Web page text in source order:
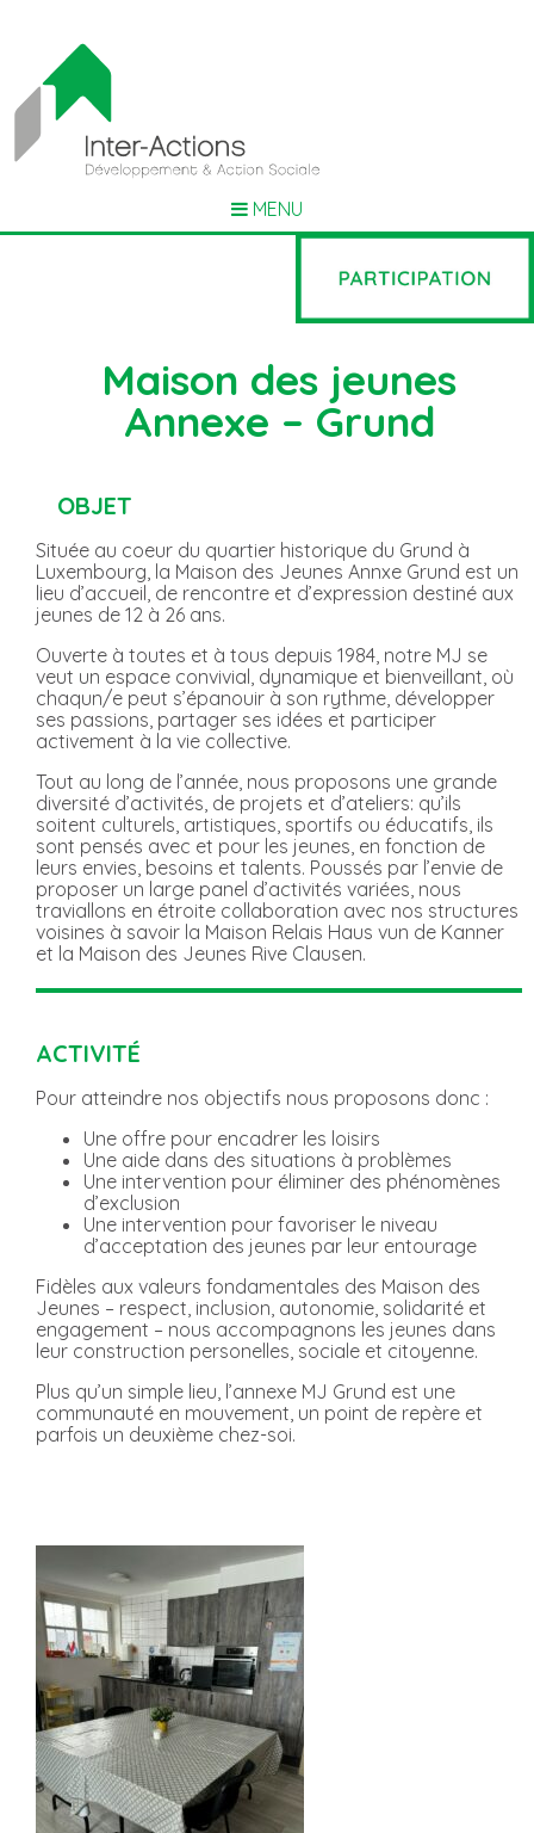
MENU
Maison des jeunes
Annexe – Grund
OBJET
Située au coeur du quartier historique du Grund à
Luxembourg, la Maison des Jeunes Annxe Grund est un
lieu d’accueil, de rencontre et d’expression destiné aux
jeunes de 12 à 26 ans.
Ouverte à toutes et à tous depuis 1984, notre MJ se
veut un espace convivial, dynamique et bienveillant, où
chaqun/e peut s’épanouir à son rythme, développer
ses passions, partager ses idées et participer
activement à la vie collective.
Tout au long de l’année, nous proposons une grande
diversité d’activités, de projets et d’ateliers: qu’ils
soitent culturels, artistiques, sportifs ou éducatifs, ils
sont pensés avec et pour les jeunes, en fonction de
leurs envies, besoins et talents. Poussés par l’envie de
proposer un large panel d’activités variées, nous
traviallons en étroite collaboration avec nos structures
voisines à savoir la Maison Relais Haus vun de Kanner
et la Maison des Jeunes Rive Clausen.
ACTIVITÉ
Pour atteindre nos objectifs nous proposons donc :
Une offre pour encadrer les loisirs
Une aide dans des situations à problèmes
Une intervention pour éliminer des phénomènes
d’exclusion
Une intervention pour favoriser le niveau
d’acceptation des jeunes par leur entourage
Fidèles aux valeurs fondamentales des Maison des
Jeunes – respect, inclusion, autonomie, solidarité et
engagement – nous accompagnons les jeunes dans
leur construction personelles, sociale et citoyenne.
Plus qu’un simple lieu, l’annexe MJ Grund est une
communauté en mouvement, un point de repère et
parfois un deuxième chez-soi.